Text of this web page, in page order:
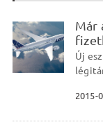
Már
Új
2015-